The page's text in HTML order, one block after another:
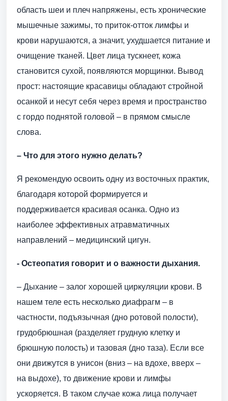
область шеи и плеч напряжены, есть хронические
мышечные зажимы, то приток-отток лимфы и
крови нарушаются, а значит, ухудшается питание и
очищение тканей. Цвет лица тускнеет, кожа
становится сухой, появляются морщинки. Вывод
прост: настоящие красавицы обладают стройной
осанкой и несут себя через время и пространство
с гордо поднятой головой – в прямом смысле
слова.
– Что для этого нужно делать?
Я рекомендую освоить одну из восточных практик,
благодаря которой формируется и
поддерживается красивая осанка. Одно из
наиболее эффективных атравматичных
направлений – медицинский цигун.
- Остеопатия говорит и о важности дыхания.
– Дыхание – залог хорошей циркуляции крови. В
нашем теле есть несколько диафрагм – в
частности, подъязычная (дно ротовой полости),
грудобрюшная (разделяет грудную клетку и
брюшную полость) и тазовая (дно таза). Если все
они движутся в унисон (вниз – на вдохе, вверх –
на выдохе), то движение крови и лимфы
ускоряется. В таком случае кожа лица получает